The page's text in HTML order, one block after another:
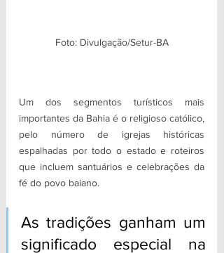
Foto: Divulgação/Setur-BA
Um dos segmentos turísticos mais
importantes da Bahia é o religioso católico,
pelo número de igrejas históricas
espalhadas por todo o estado e roteiros
que incluem santuários e celebrações da
fé do povo baiano.
As tradições ganham um
significado especial na